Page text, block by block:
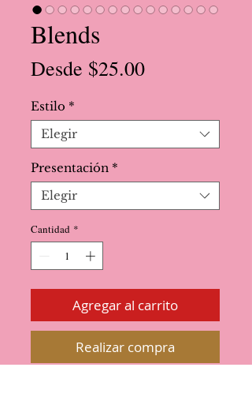
Blends
Desde $25.00Precio
oferta
Estilo *
Elegir
Presentación *
Elegir
Cantidad *
Agregar al carrito
Realizar compra